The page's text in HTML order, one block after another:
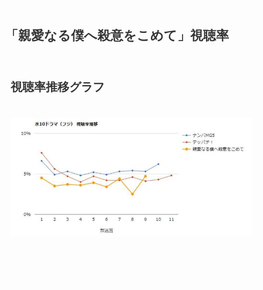
「親愛なる僕へ殺意をこめて」視聴率
視聴率推移グラフ